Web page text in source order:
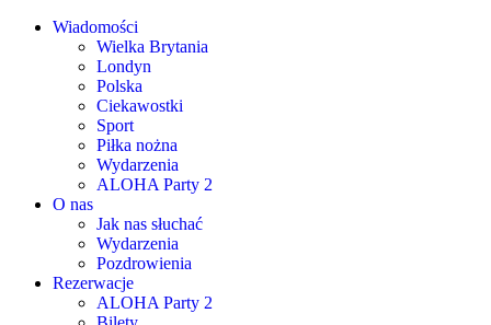
Wiadomości
Wielka Brytania
Londyn
Polska
Ciekawostki
Sport
Piłka nożna
Wydarzenia
ALOHA Party 2
O nas
Jak nas słuchać
Wydarzenia
Pozdrowienia
Rezerwacje
ALOHA Party 2